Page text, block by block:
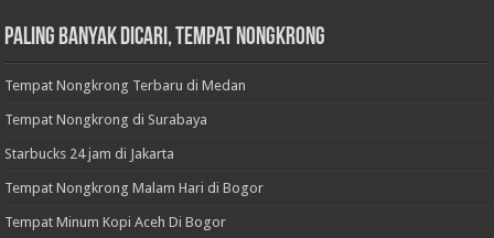
Paling Banyak Dicari, Tempat Nongkrong
Tempat Nongkrong Terbaru di Medan
Tempat Nongkrong di Surabaya
Starbucks 24 jam di Jakarta
Tempat Nongkrong Malam Hari di Bogor
Tempat Minum Kopi Aceh Di Bogor